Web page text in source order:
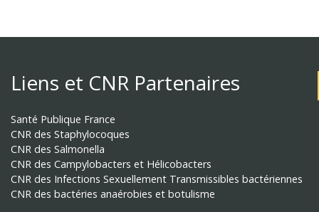
Liens et CNR Partenaires
Santé Publique France
CNR des Staphylocoques
CNR des Salmonella
CNR des Campylobacters et Hélicobacters
CNR des Infections Sexuellement Transmissibles bactériennes
CNR des bactéries anaérobies et botulisme